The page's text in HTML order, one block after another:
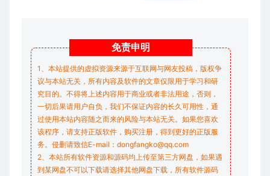
免责申明
1、本站提供的虚拟资源来源于互联网与网友投稿，版权争
议与本站无关，所有内容及软件的文章仅限用于学习和研
究目的。不得将上述内容用于商业或者非法用途，否则，
一切后果请用户自负，我们不保证内容的长久可用性，通
过使用本站内容随之而来的风险与本站无关。如果您喜欢
该程序，请支持正版软件，购买注册，得到更好的正版服
务。侵删请致信E-mail：dongfangko@qq.com
2、本站所有软件资源和源码均上传至第三方网盘，如果遇
到某网盘不可以下载请选择其他网盘下载，所有软件源码